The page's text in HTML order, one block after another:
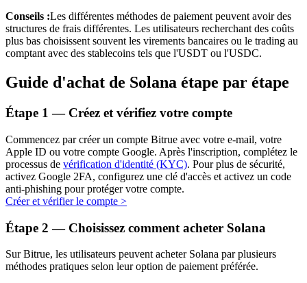
Obtenez des bénéfices à long terme et des intérêts flexibles
Apprenez le Staking
Découvrez comment gagner un revenu passif
Bitrue
AI
Conseils :Les différentes méthodes de paiement peuvent avoir des
structures de frais différentes. Les utilisateurs recherchant des coûts
plus bas choisissent souvent les virements bancaires ou le trading au
comptant avec des stablecoins tels que l'USDT ou l'USDC.
Guide d'achat de Solana étape par étape
Étape 1 — Créez et vérifiez votre compte
Commencez par créer un compte Bitrue avec votre e-mail, votre
Apple ID ou votre compte Google. Après l'inscription, complétez le
processus de vérification d'identité (KYC). Pour plus de sécurité,
activez Google 2FA, configurez une clé d'accès et activez un code
anti-phishing pour protéger votre compte.
Créer et vérifier le compte >
Étape 2 — Choisissez comment acheter Solana
Sur Bitrue, les utilisateurs peuvent acheter Solana par plusieurs
méthodes pratiques selon leur option de paiement préférée.